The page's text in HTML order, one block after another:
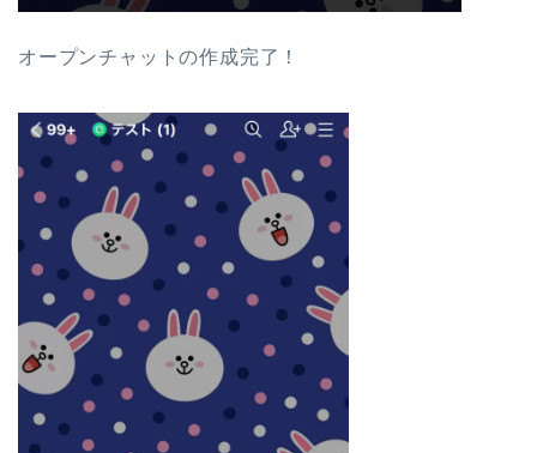
オープンチャットの作成完了！